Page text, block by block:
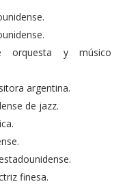
orquesta y músico
argentina.
de jazz.
finesa.